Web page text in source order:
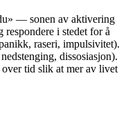
— sonen av aktivering
respondere i stedet for å
raseri, impulsivitet).
dissosiasjon).
tid slik at mer av livet